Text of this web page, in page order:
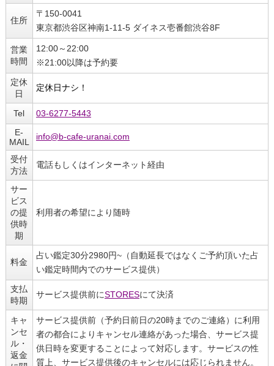
住所
〒150-0041
東京都渋谷区神南1-11-5 ダイネス壱番館渋谷8F
営業
時間
12:00～22:00
※21:00以降は予約要
定休
日
定休日ナシ！
Tel
03-6277-5443
E-
MAIL
info@b-cafe-uranai.com
受付
方法
電話もしくはインターネット経由
サー
ビス
の提
供時
期
利用者の希望により随時
料金
占い鑑定30分2980円~（自動延長ではなくご予約頂いた占
い鑑定時間内でのサービス提供）
支払
時期
サービス提供前にSTORESにて決済
キャ
ンセ
ル・
返金
サービス提供前（予約日前日の20時までのご連絡）に利用
者の都合によりキャンセル連絡があった場合、サービス提
供日時を変更することによって対応します。サービスの性
質上、サービス提供後のキャンセルには応じられません。